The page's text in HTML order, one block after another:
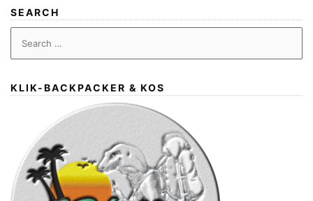
SEARCH
for:
KLIK-BACKPACKER & KOS